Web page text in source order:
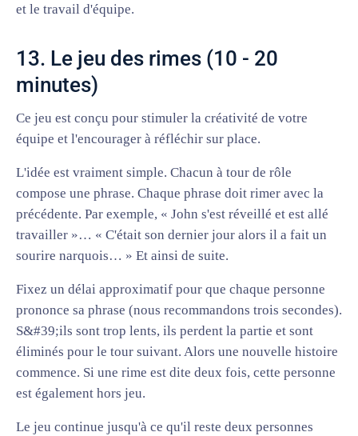
et le travail d'équipe.
13. Le jeu des rimes (10 - 20
minutes)
Ce jeu est conçu pour stimuler la créativité de votre
équipe et l'encourager à réfléchir sur place.
L'idée est vraiment simple. Chacun à tour de rôle
compose une phrase. Chaque phrase doit rimer avec la
précédente. Par exemple, « John s'est réveillé et est allé
travailler »… « C'était son dernier jour alors il a fait un
sourire narquois… » Et ainsi de suite.
Fixez un délai approximatif pour que chaque personne
prononce sa phrase (nous recommandons trois secondes).
S&#39;ils sont trop lents, ils perdent la partie et sont
éliminés pour le tour suivant. Alors une nouvelle histoire
commence. Si une rime est dite deux fois, cette personne
est également hors jeu.
Le jeu continue jusqu'à ce qu'il reste deux personnes